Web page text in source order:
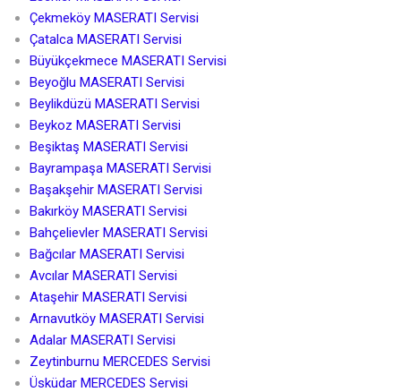
Çekmeköy MASERATI Servisi
Çatalca MASERATI Servisi
Büyükçekmece MASERATI Servisi
Beyoğlu MASERATI Servisi
Beylikdüzü MASERATI Servisi
Beykoz MASERATI Servisi
Beşiktaş MASERATI Servisi
Bayrampaşa MASERATI Servisi
Başakşehir MASERATI Servisi
Bakırköy MASERATI Servisi
Bahçelievler MASERATI Servisi
Bağcılar MASERATI Servisi
Avcılar MASERATI Servisi
Ataşehir MASERATI Servisi
Arnavutköy MASERATI Servisi
Adalar MASERATI Servisi
Zeytinburnu MERCEDES Servisi
Üsküdar MERCEDES Servisi